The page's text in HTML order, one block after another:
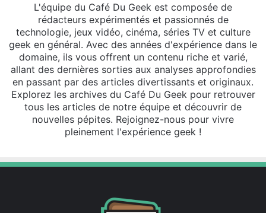
L'équipe du Café Du Geek est composée de
rédacteurs expérimentés et passionnés de
technologie, jeux vidéo, cinéma, séries TV et culture
geek en général. Avec des années d'expérience dans le
domaine, ils vous offrent un contenu riche et varié,
allant des dernières sorties aux analyses approfondies
en passant par des articles divertissants et originaux.
Explorez les archives du Café Du Geek pour retrouver
tous les articles de notre équipe et découvrir de
nouvelles pépites. Rejoignez-nous pour vivre
pleinement l'expérience geek !